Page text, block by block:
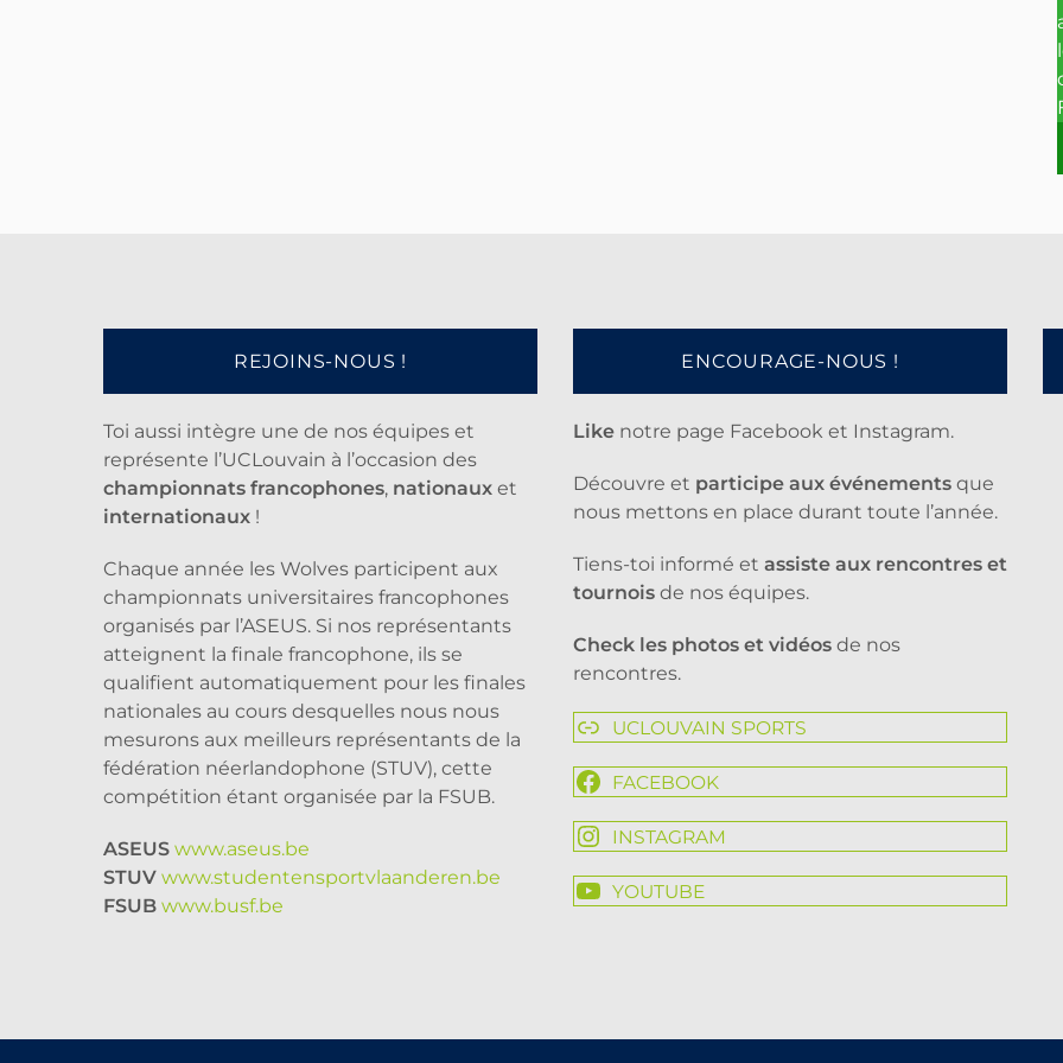
REJOINS-NOUS !
Toi aussi intègre une de nos équipes et
représente l’UCLouvain à l’occasion des
championnats francophones, nationaux et
internationaux !
Chaque année les Wolves participent aux
championnats universitaires francophones
organisés par l’ASEUS. Si nos représentants
atteignent la finale francophone, ils se
qualifient automatiquement pour les finales
nationales au cours desquelles nous nous
mesurons aux meilleurs représentants de la
fédération néerlandophone (STUV), cette
compétition étant organisée par la FSUB.
ASEUS www.aseus.be
STUV www.studentensportvlaanderen.be
FSUB www.busf.be
ENCOURAGE-NOUS !
Like notre page Facebook et Instagram.
Découvre et participe aux événements que
nous mettons en place durant toute l’année.
Tiens-toi informé et assiste aux rencontres et
tournois de nos équipes.
Check les photos et vidéos de nos
rencontres.
UCLOUVAIN SPORTS
FACEBOOK
INSTAGRAM
YOUTUBE